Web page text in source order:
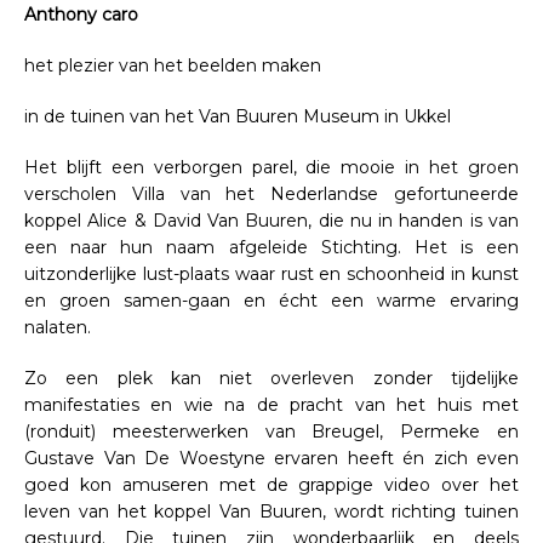
Anthony caro
het plezier van het beelden maken
in de tuinen van het Van Buuren Museum in Ukkel
Het blijft een verborgen parel, die mooie in het groen
verscholen Villa van het Nederlandse gefortuneerde
koppel Alice & David Van Buuren, die nu in handen is van
een naar hun naam afgeleide Stichting. Het is een
uitzonderlijke lust-plaats waar rust en schoonheid in kunst
en groen samen-gaan en écht een warme ervaring
nalaten.
Zo een plek kan niet overleven zonder tijdelijke
manifestaties en wie na de pracht van het huis met
(ronduit) meesterwerken van Breugel, Permeke en
Gustave Van De Woestyne ervaren heeft én zich even
goed kon amuseren met de grappige video over het
leven van het koppel Van Buuren, wordt richting tuinen
gestuurd. Die tuinen zijn wonderbaarlijk en deels